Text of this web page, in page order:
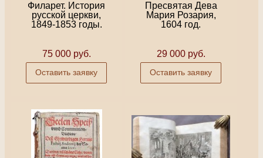
Филарет. История
русской церкви,
1849-1853 годы.
75 000 руб.
Оставить заявку
Пресвятая Дева
Мария Розария,
1604 год.
29 000 руб.
Оставить заявку